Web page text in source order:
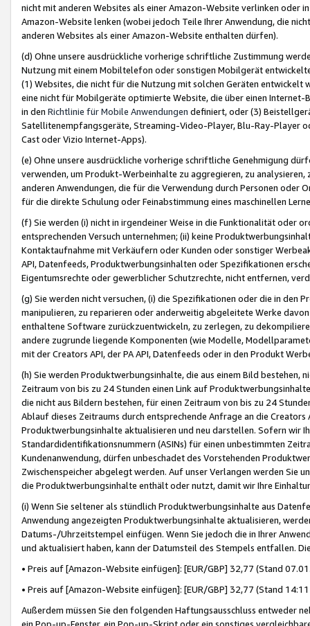
nicht mit anderen Websites als einer Amazon-Website verlinken oder
Amazon-Website lenken (wobei jedoch Teile Ihrer Anwendung, die
anderen Websites als einer Amazon-Website enthalten dürfen).
(d) Ohne unsere ausdrückliche vorherige schriftliche Zustimmung
Nutzung mit einem Mobiltelefon oder sonstigen Mobilgerät
(1) Websites, die nicht für die Nutzung mit solchen Geräten
eine nicht für Mobilgeräte optimierte Website, die über einen
in den Richtlinie für Mobile Anwendungen definiert, oder (3)
Satellitenempfangsgeräte, Streaming-Video-Player, Blu-Ray-Player
Cast oder Vizio Internet-Apps).
(e) Ohne unsere ausdrückliche vorherige schriftliche Genehmigung
verwenden, um Produkt-Werbeinhalte zu aggregieren, zu
anderen Anwendungen, die für die Verwendung durch Personen
für die direkte Schulung oder Feinabstimmung eines maschinellen
(f) Sie werden (i) nicht in irgendeiner Weise in die Funktionalität oder
entsprechenden Versuch unternehmen; (ii) keine
Kontaktaufnahme mit Verkäufern oder Kunden oder sonstiger
API, Datenfeeds, Produktwerbungsinhalten oder Spezifikationen
Eigentumsrechte oder gewerblicher Schutzrechte, nicht entfernen,
(g) Sie werden nicht versuchen, (i) die Spezifikationen oder die in
manipulieren, zu reparieren oder anderweitig abgeleitete Werke
enthaltene Software zurückzuentwickeln, zu zerlegen, zu
andere zugrunde liegende Komponenten (wie Modelle,
mit der Creators API, der PA API, Datenfeeds oder in den Produkt
(h) Sie werden Produktwerbungsinhalte, die aus einem Bild bestehen,
Zeitraum von bis zu 24 Stunden einen Link auf
die nicht aus Bildern bestehen, für einen Zeitraum von bis zu 24
Ablauf dieses Zeitraums durch entsprechende Anfrage an die
Produktwerbungsinhalte aktualisieren und neu darstellen. Sofern wir
Standardidentifikationsnummern (ASINs) für einen unbestimmten
Kundenanwendung, dürfen unbeschadet des Vorstehenden
Zwischenspeicher abgelegt werden. Auf unser Verlangen werden Sie
die Produktwerbungsinhalte enthält oder nutzt, damit wir Ihre
(i) Wenn Sie seltener als stündlich Produktwerbungsinhalte aus
Anwendung angezeigten Produktwerbungsinhalte aktualisieren,
Datums-/Uhrzeitstempel einfügen. Wenn Sie jedoch die in Ihrer
und aktualisiert haben, kann der Datumsteil des Stempels entfallen.
• Preis auf [Amazon-Website einfügen]: [EUR/GBP] 32,77 (Stand
• Preis auf [Amazon-Website einfügen]: [EUR/GBP] 32,77 (Stand
Außerdem müssen Sie den folgenden Haftungsausschluss entweder
ein Pop-up-Fenster, ein Pop-up-Skript oder ein sonstiges